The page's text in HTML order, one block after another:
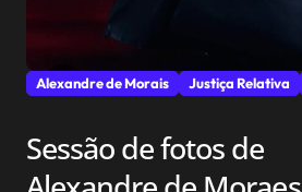
Alexandre de Morais Justiça Relativa
Sessão de fotos de